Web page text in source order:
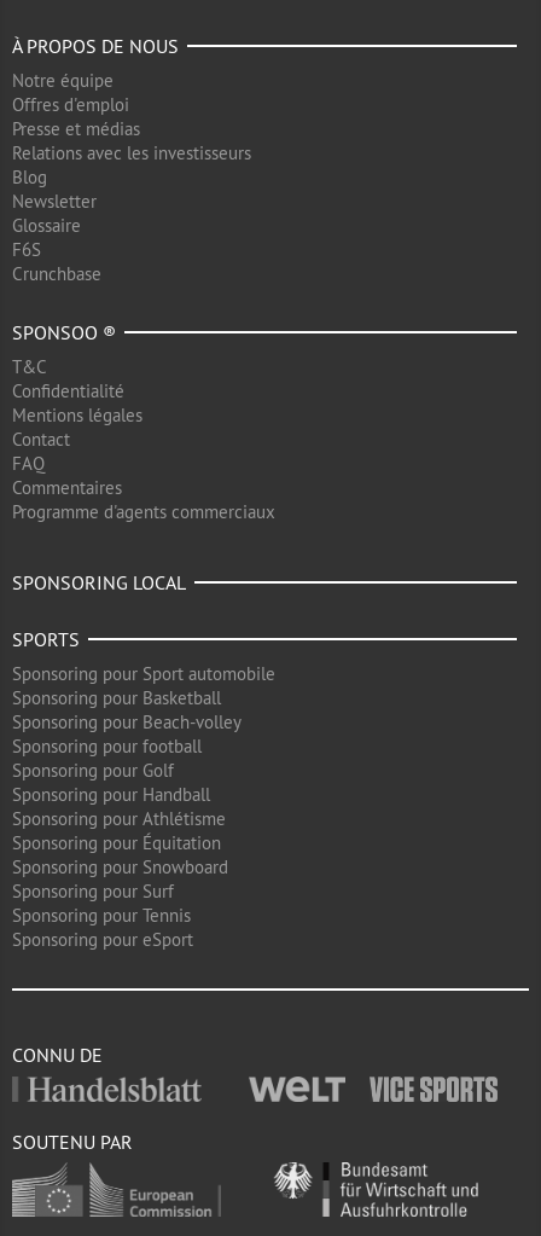
À PROPOS DE NOUS
Notre équipe
Offres d'emploi
Presse et médias
Relations avec les investisseurs
Blog
Newsletter
Glossaire
F6S
Crunchbase
SPONSOO ®
T&C
Confidentialité
Mentions légales
Contact
FAQ
Commentaires
Programme d'agents commerciaux
SPONSORING LOCAL
SPORTS
Sponsoring pour Sport automobile
Sponsoring pour Basketball
Sponsoring pour Beach-volley
Sponsoring pour football
Sponsoring pour Golf
Sponsoring pour Handball
Sponsoring pour Athlétisme
Sponsoring pour Équitation
Sponsoring pour Snowboard
Sponsoring pour Surf
Sponsoring pour Tennis
Sponsoring pour eSport
CONNU DE
SOUTENU PAR